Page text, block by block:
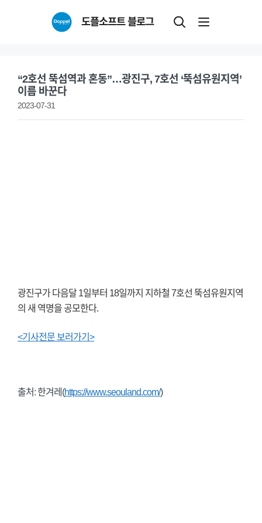
도플소프트 블로그
“2호선 뚝섬역과 혼동”…광진구, 7호선 ‘뚝섬유원지역’
이름 바꾼다
2023-07-31
광진구가 다음달 1일부터 18일까지 지하철 7호선 뚝섬유원지역
의 새 역명을 공모한다.
<기사전문 보러가기>
출처: 한겨레(https://www.seouland.com/)